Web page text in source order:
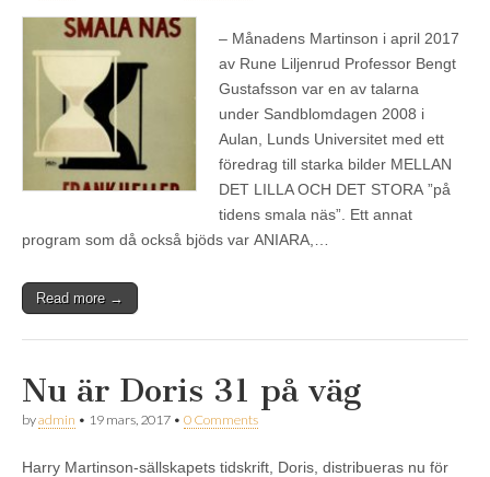
– Månadens Martinson i april 2017
av Rune Liljenrud Professor Bengt
Gustafsson var en av talarna
under Sandblomdagen 2008 i
Aulan, Lunds Universitet med ett
föredrag till starka bilder MELLAN
DET LILLA OCH DET STORA ”på
tidens smala näs”. Ett annat
program som då också bjöds var ANIARA,…
Read more →
Nu är Doris 31 på väg
byadmin • 19 mars, 2017 • 0 Comments
Harry Martinson-sällskapets tidskrift, Doris, distribueras nu för